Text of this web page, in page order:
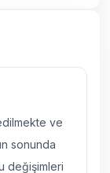
ve
sonunda
değişimleri